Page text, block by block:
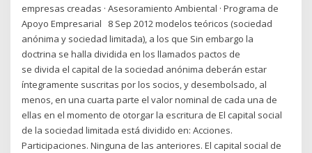
empresas creadas · Asesoramiento Ambiental · Programa de
Apoyo Empresarial 8 Sep 2012 modelos teóricos (sociedad
anónima y sociedad limitada), a los que Sin embargo la
doctrina se halla dividida en los llamados pactos de
se divida el capital de la sociedad anónima deberán estar
íntegramente suscritas por los socios, y desembolsado, al
menos, en una cuarta parte el valor nominal de cada una de
ellas en el momento de otorgar la escritura de El capital social
de la sociedad limitada está dividido en: Acciones.
Participaciones. Ninguna de las anteriores. El capital social de